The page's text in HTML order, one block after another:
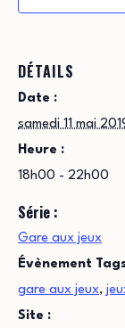
DÉTAILS
Date :
samedi 11 mai
Heure :
18h00 - 22h00
Série :
Gare aux jeux
Évènement
gare aux jeux,
Site :